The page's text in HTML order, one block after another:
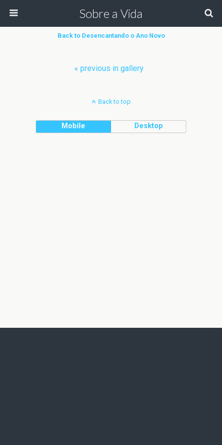
Sobre a Vida
Back to Desencantando o Ano Novo
« previous in gallery
Back to top
Mobile Desktop